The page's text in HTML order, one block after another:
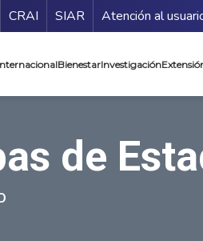
Guía de
CRAI SIAR Atención al
BienestarInvestigación
de